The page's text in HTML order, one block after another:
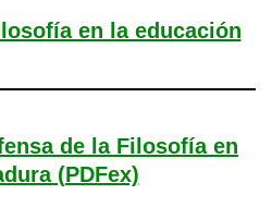
en la educación
de la Filosofía en
(PDFex)